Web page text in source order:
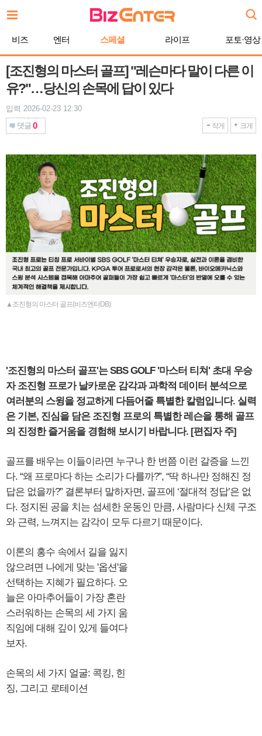
문
기
비즈 엔터 스페셜 라이프 포토·영상
[조진형의 마스터 골프] "레슨마다 말이 다른 이
유?"…당신의 손목에 답이 있다
입력 2026-02-23 12:30
댓글 0 작게 크게
▲조진형의 마스터 골프(비즈엔터DB)
'조진형의 마스터 골프'는 SBS GOLF '마스터 티쳐' 초대 우승
자 조진형 프로가 날카로운 감각과 과학적 데이터 분석으로
여러분의 스윙을 정교하게 다듬어줄 특별한 칼럼입니다. 실력
은 기본, 진심을 담은 조진형 프로의 특별한 레슨을 통해 골프
의 진정한 즐거움을 경험해 보시기 바랍니다. [편집자 주]
골프를 배우는 이들이라면 누구나 한 번쯤 이런 갈증을 느낀
다. “왜 프로마다 하는 소리가 다를까?”, “딱 하나만 정해진 정
답은 없을까?” 결론부터 말하자면, 골프에 ‘절대적 정답’은 없
다. 정지된 공을 치는 섬세한 운동인 만큼, 사람마다 신체 구조
와 근력, 느껴지는 감각이 모두 다르기 때문이다.
이론의 홍수 속에서 길을 잃지
않으려면 나에게 맞는 '옵션'을
선택하는 지혜가 필요하다. 오
늘은 아마추어들이 가장 혼란
스러워하는 손목의 세 가지 움
직임에 대해 깊이 있게 들여다
보자.
손목의 세 가지 얼굴: 콕킹, 힌
징, 그리고 로테이션